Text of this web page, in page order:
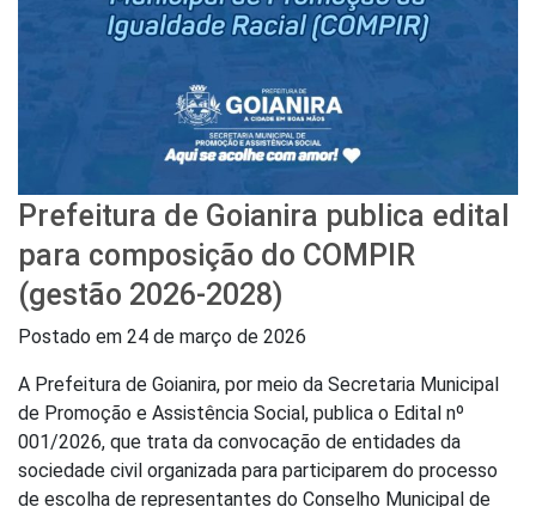
Prefeitura de Goianira publica edital
para composição do COMPIR
(gestão 2026-2028)
Postado em 24 de março de 2026
A Prefeitura de Goianira, por meio da Secretaria Municipal
de Promoção e Assistência Social, publica o Edital nº
001/2026, que trata da convocação de entidades da
sociedade civil organizada para participarem do processo
de escolha de representantes do Conselho Municipal de